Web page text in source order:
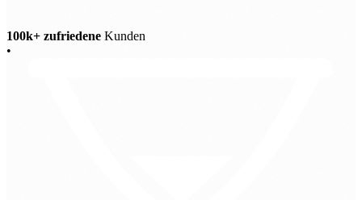
100k+ zufriedene Kunden
•